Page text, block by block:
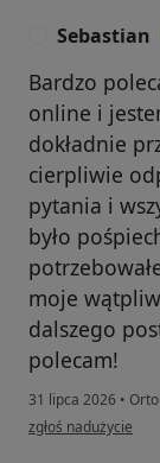
Sebastian
Bardzo
online i
dokładnie
cierpliwie
pytania i
było
moje
dalszego
polecam!
31 lipca 2026 •
w opinii użytkownika
zgłoś nadużycie